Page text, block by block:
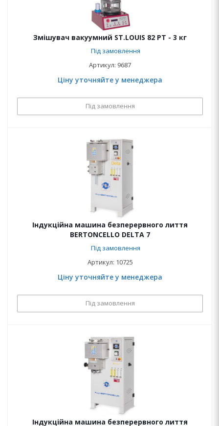
Змішувач вакуумний ST.LOUIS 82 PT - 3 кг
Під замовлення
Артикул: 9687
Ціну уточняйте у менеджера
Під замовлення
Індукційна машина безперервного лиття
BERTONCELLO DELTA 7
Під замовлення
Артикул: 10725
Ціну уточняйте у менеджера
Під замовлення
Індукційна машина безперервного лиття